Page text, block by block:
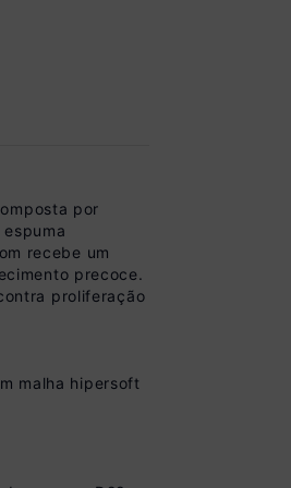
por
recebe um
precoce.
proliferação
malha hipersoft